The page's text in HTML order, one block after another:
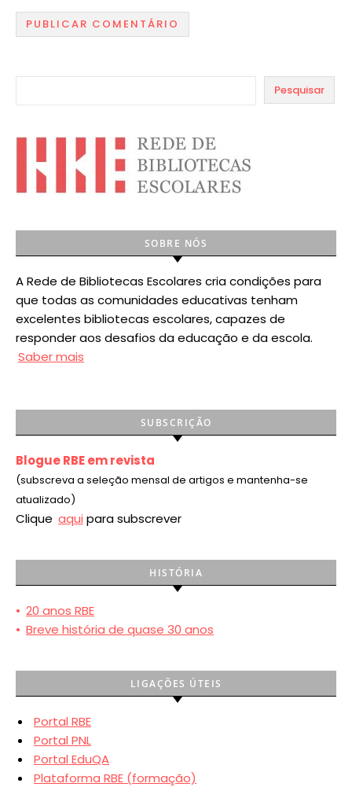
Pesquisar
SOBRE NÓS
A Rede de Bibliotecas Escolares cria condições para
que todas as comunidades educativas tenham
excelentes bibliotecas escolares, capazes de
responder aos desafios da educação e da escola.
Saber mais
SUBSCRIÇÃO
Blogue RBE em revista
(subscreva a seleção mensal de artigos e mantenha-se
atualizado)
Clique aqui para subscrever
HISTÓRIA
• 20 anos RBE
• Breve história de quase 30 anos
LIGAÇÕES ÚTEIS
Portal RBE
Portal PNL
Portal EduQA
Plataforma RBE (formação)